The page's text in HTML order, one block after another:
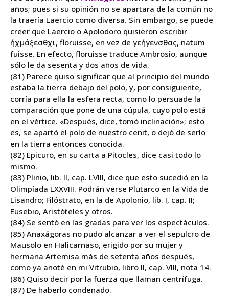
años; pues si su opinión no se apartara de la común no
la traería Laercio como diversa. Sin embargo, se puede
creer que Laercio o Apolodoro quisieron escribir
ήχμάξεσθχι, floruisse, en vez de γεήγενσθας, natum
fuisse. En efecto, floruisse traduce Ambrosio, aunque
sólo le da sesenta y dos años de vida.
(81) Parece quiso significar que al principio del mundo
estaba la tierra debajo del polo, y, por consiguiente,
corría para ella la esfera recta, como lo persuade la
comparación que pone de una cúpula, cuyo polo está
en el vértice. «Después, dice, tomó inclinación»; esto
es, se apartó el polo de nuestro cenit, o dejó de serlo
en la tierra entonces conocida.
(82) Epicuro, en su carta a Pitocles, dice casi todo lo
mismo.
(83) Plinio, lib. II, cap. LVIII, dice que esto sucedió en la
Olimpíada LXXVIII. Podrán verse Plutarco en la Vida de
Lisandro; Filóstrato, en la de Apolonio, lib. I, cap. II;
Eusebio, Aristóteles y otros.
(84) Se sentó en las gradas para ver los espectáculos.
(85) Anaxágoras no pudo alcanzar a ver el sepulcro de
Mausolo en Halicarnaso, erigido por su mujer y
hermana Artemisa más de setenta años después,
como ya anoté en mi Vitrubio, libro II, cap. VIII, nota 14.
(86) Quiso decir por la fuerza que llaman centrífuga.
(87) De haberlo condenado.